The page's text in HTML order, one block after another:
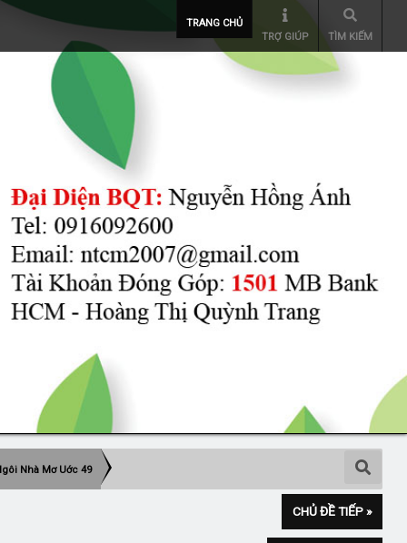
TRANG CHỦ
TRỢ GIÚP
TÌM KIẾM
Nhà Mơ Uớc 49
CHỦ ĐỀ TIẾP »